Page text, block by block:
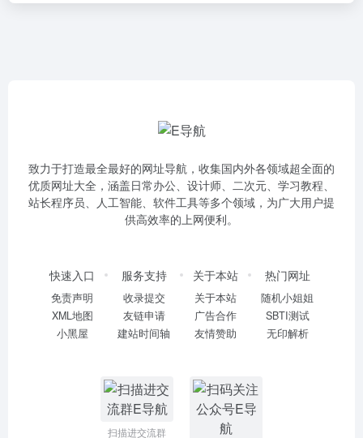
致力于打造最全最好的网址导航，收集国内外各领域超全面的
优质网址大全，涵盖日常办公、设计师、二次元、学习教程、
站长程序员、人工智能、软件工具等多个领域，为广大用户提
供高效率的上网便利。
快速入口
免责声明
XML地图
小黑屋
服务支持
收录提交
友链申请
建站时间轴
关于本站
关于本站
广告合作
友情赞助
热门网址
随机小姐姐
SBTI测试
无印解析
扫描进交流群